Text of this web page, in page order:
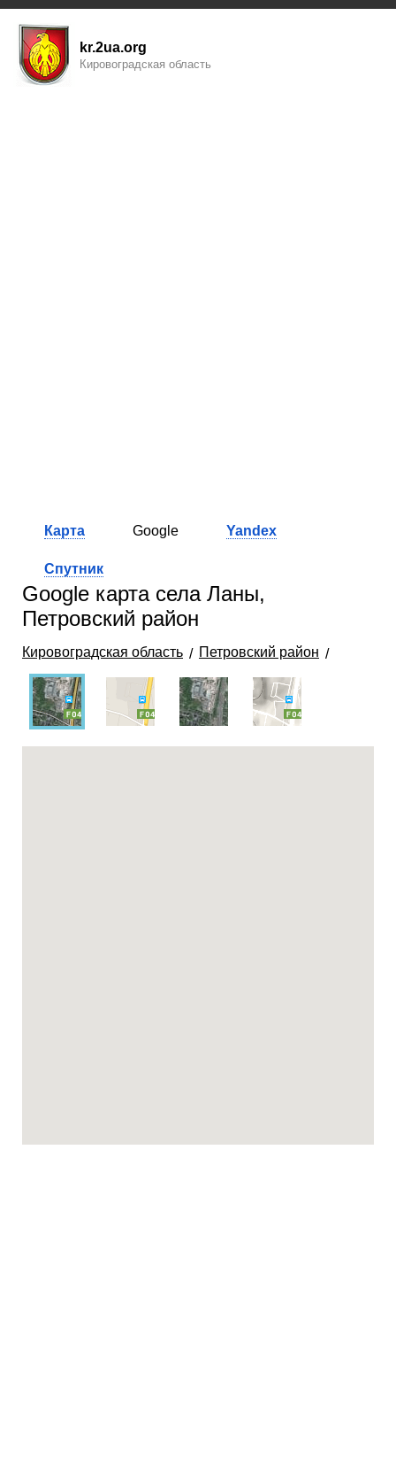
kr.2ua.org
Кировоградская область
Карта Google Yandex
Спутник
Google карта села Ланы,
Петровский район
Кировоградская область Петровский район